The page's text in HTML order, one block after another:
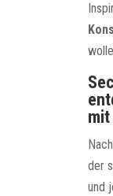
mit
der
und